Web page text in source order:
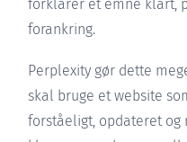
forklarer et emne klart,
forankring.
Perplexity gør dette
skal bruge et website
forståeligt, opdateret